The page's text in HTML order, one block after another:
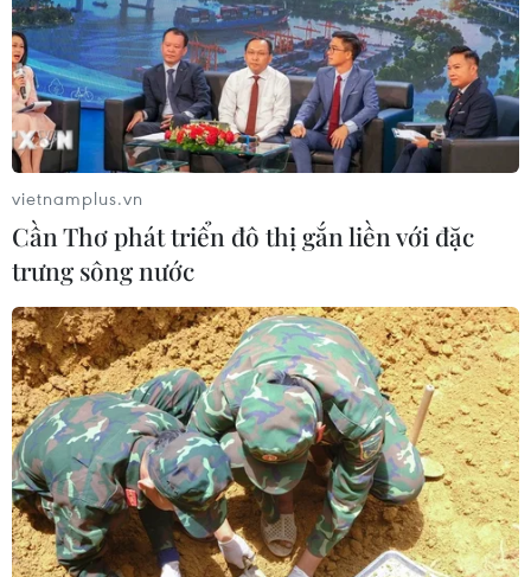
vietnamplus.vn
Cần Thơ phát triển đô thị gắn liền với đặc
trưng sông nước